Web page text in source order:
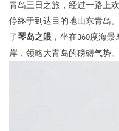
青岛三日之旅，经过一路上
停终于到达目的地山东青岛
了琴岛之眼 ，坐在360度海景
岸，领略大青岛的磅礴气势。